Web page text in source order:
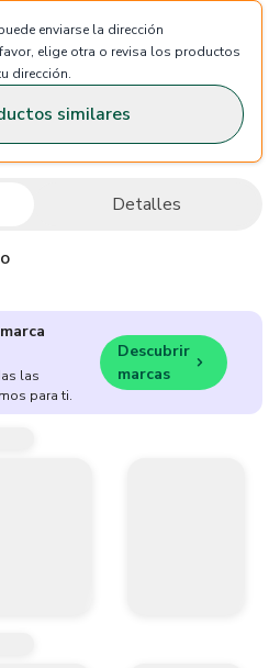
enviarse la dirección
elige otra o revisa los productos
dirección.
similares
Detalles
las
para ti.
Descubrir
marcas